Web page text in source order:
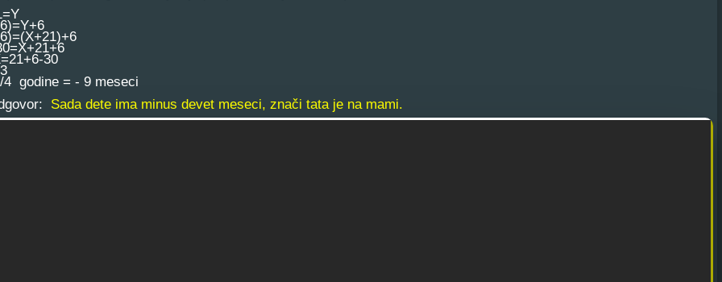
30
4 godine = - 9 meseci
Sada dete ima minus devet meseci, znači tata je na mami.